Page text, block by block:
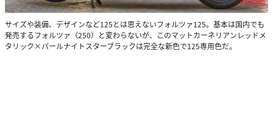
サイズや装備、デザインなど125とは思えないフォルツァ125。基本は国内でも
発売するフォルツァ（250）と変わらないが、このマットカーネリアンレッドメ
タリック×パールナイトスターブラックは完全な新色で125専用色だ。